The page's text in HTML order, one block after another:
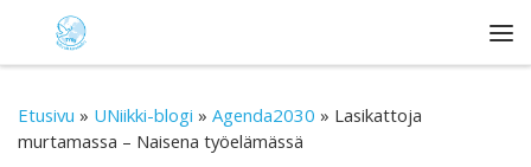
Skip to content
Etusivu » UNiikki-blogi » Agenda2030 » Lasikattoja
murtamassa – Naisena työelämässä